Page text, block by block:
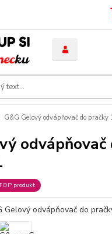
G&G Gelový odvápňovač do pračky
odvápňovač
produkt